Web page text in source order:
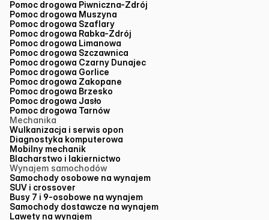
Pomoc drogowa Piwniczna-Zdrój
Pomoc drogowa Muszyna
Pomoc drogowa Szaflary
Pomoc drogowa Rabka-Zdrój
Pomoc drogowa Limanowa
Pomoc drogowa Szczawnica
Pomoc drogowa Czarny Dunajec
Pomoc drogowa Gorlice
Pomoc drogowa Zakopane
Pomoc drogowa Brzesko
Pomoc drogowa Jasło
Pomoc drogowa Tarnów
Mechanika
Wulkanizacja i serwis opon
Diagnostyka komputerowa
Mobilny mechanik
Blacharstwo i lakiernictwo
Wynajem samochodów
Samochody osobowe na wynajem
SUV i crossover
Busy 7 i 9-osobowe na wynajem
Samochody dostawcze na wynajem
Lawety na wynajem